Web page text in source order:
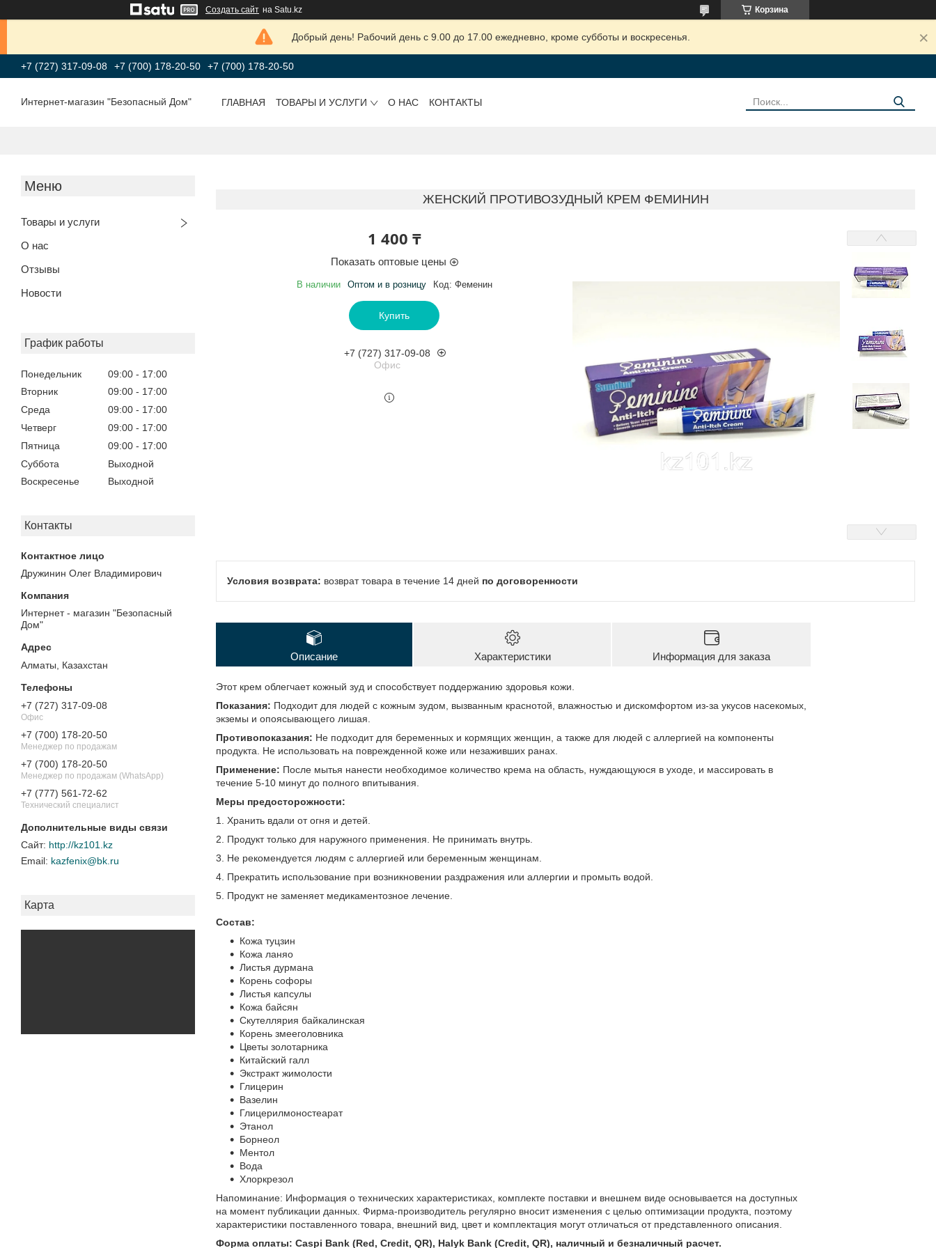
Создать сайт на Satu.kz Корзина
Добрый день! Рабочий день с 9.00 до 17.00 ежедневно, кроме субботы и воскресенья.
+7 (727) 317-09-08 +7 (700) 178-20-50 +7 (700) 178-20-50
Интернет-магазин "Безопасный Дом" ГЛАВНАЯ ТОВАРЫ И УСЛУГИ О НАС КОНТАКТЫ
Товары и услуги
О нас
Отзывы
Новости
График работы
Понедельник 09:00
17:00
Вторник
09:00
17:00
Среда
09:00
17:00
Четверг
09:00
17:00
Пятница
09:00
17:00
Суббота
Выходной
Воскресенье
Выходной
Контакты
Дружинин Олег Владимирович
Интернет - магазин "Безопасный
Дом"
Алматы, Казахстан
+7 (727) 317-09-08
Офис
+7 (700) 178-20-50
Менеджер по продажам
+7 (700) 178-20-50
Менеджер по продажам (WhatsApp)
+7 (777) 561-72-62
Технический специалист
http://kz101.kz
kazfenix@bk.ru
Карта
ЖЕНСКИЙ ПРОТИВОЗУДНЫЙ КРЕМ ФЕМИНИН
1 400 ₸
Показать оптовые цены
В наличии Оптом и в розницу Код: Феменин
Купить
+7 (727) 317-09-08
Офис
возврат товара в течение 14 дней по договоренности
Описание Характеристики Информация для заказа
Этот крем облегчает кожный зуд и способствует поддержанию здоровья кожи.
Показания: Подходит для людей с кожным зудом, вызванным краснотой, влажностью и дискомфортом из-за укусов насекомых,
экземы и опоясывающего лишая.
Противопоказания: Не подходит для беременных и кормящих женщин, а также для людей с аллергией на компоненты
продукта. Не использовать на поврежденной коже или незаживших ранах.
Применение: После мытья нанести необходимое количество крема на область, нуждающуюся в уходе, и массировать в
течение 5-10 минут до полного впитывания.
Меры предосторожности:
1. Хранить вдали от огня и детей.
2. Продукт только для наружного применения. Не принимать внутрь.
3. Не рекомендуется людям с аллергией или беременным женщинам.
4. Прекратить использование при возникновении раздражения или аллергии и промыть водой.
5. Продукт не заменяет медикаментозное лечение.
Состав:
Кожа туцзин
Кожа ланяо
Листья дурмана
Корень софоры
Листья капсулы
Кожа байсян
Скутеллярия байкалинская
Корень змееголовника
Цветы золотарника
Китайский галл
Экстракт жимолости
Глицерин
Вазелин
Глицерилмоностеарат
Этанол
Борнеол
Ментол
Вода
Хлоркрезол
Напоминание: Информация о технических характеристиках, комплекте поставки и внешнем виде основывается на доступных
на момент публикации данных. Фирма-производитель регулярно вносит изменения с целью оптимизации продукта, поэтому
характеристики поставленного товара, внешний вид, цвет и комплектация могут отличаться от представленного описания.
Форма оплаты: Caspi Bank (Red, Credit, QR), Halyk Bank (Credit, QR), наличный и безналичный расчет.